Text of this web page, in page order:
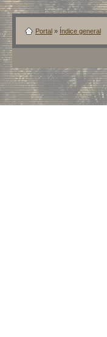
Portal » Índice general